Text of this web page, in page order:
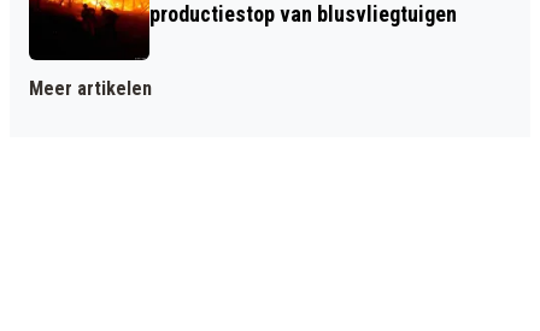
productiestop van blusvliegtuigen
Meer artikelen